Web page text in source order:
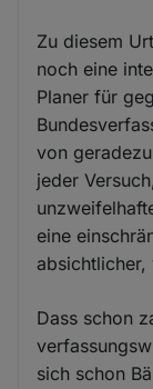
Zu diesem
noch eine
Planer für
von
jeder
eine
absichtlicher,
Dass schon
sich schon